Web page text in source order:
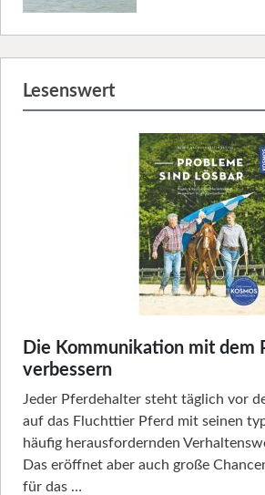
Lesenswert
Die Kommunikation mit dem
verbessern
Jeder Pferdehalter steht täglich vor
auf das Fluchttier Pferd mit seinen
häufig herausfordernden
Das eröffnet aber auch große
für das …